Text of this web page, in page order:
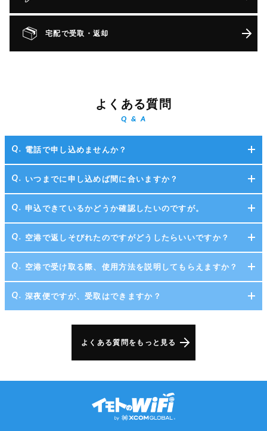
宅配で受取・返却
よくある質問
Q & A
電話で申し込めませんか？
いつまでに申し込めば間に合いますか？
申込できているかどうか確認したいのですが。
空港で返しそびれたのですがどうしたらいいですか？
空港で受け取る際、使用方法を説明してもらえますか？
深夜便ですが、受取はできますか？
よくある質問をもっと見る